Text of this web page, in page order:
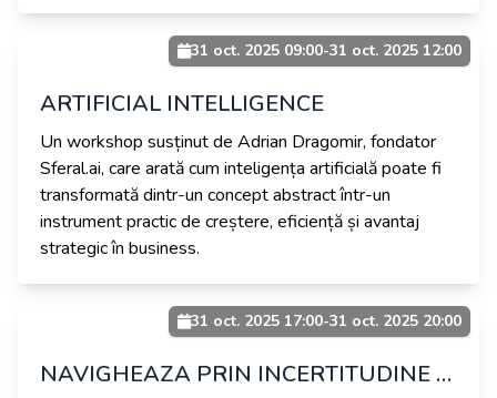
31 oct. 2025 09:00-31 oct. 2025 12:00
ARTIFICIAL INTELLIGENCE
Un workshop susținut de Adrian Dragomir, fondator
Sferal.ai, care arată cum inteligența artificială poate fi
transformată dintr-un concept abstract într-un
instrument practic de creștere, eficiență și avantaj
strategic în business.
31 oct. 2025 17:00-31 oct. 2025 20:00
NAVIGHEAZA PRIN INCERTITUDINE CU LEADERSHIP FINANCIAR